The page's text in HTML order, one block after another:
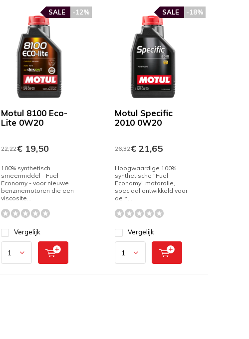
Motul 8100 Eco-
Lite 0W20
-12%
SALE
22,22€ 19,50
100% synthetisch
smeermiddel - Fuel
Economy - voor nieuwe
benzinemotoren die een
viscosite...
Vergelijk
Motul Specific
2010 0W20
-18%
SALE
26,32€ 21,65
Hoogwaardige 100%
synthetische “Fuel
Economy” motorolie,
speciaal ontwikkeld voor
de n...
Vergelijk